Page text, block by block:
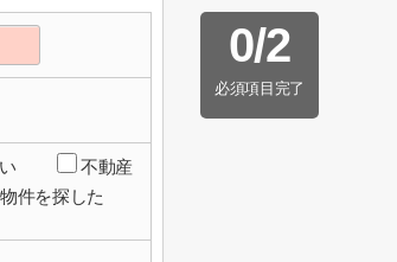
0/2
必須項目完了
不動産
件を探した